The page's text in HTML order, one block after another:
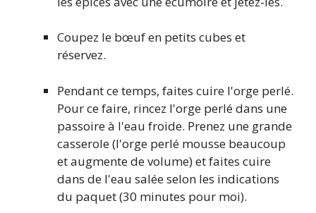
Coupez le bœuf en petits cubes et
réservez.
Pendant ce temps, faites cuire l'orge perlé.
Pour ce faire, rincez l'orge perlé dans une
passoire à l'eau froide. Prenez une grande
casserole (l'orge perlé mousse beaucoup
et augmente de volume) et faites cuire
dans de l'eau salée selon les indications
du paquet (30 minutes pour moi).